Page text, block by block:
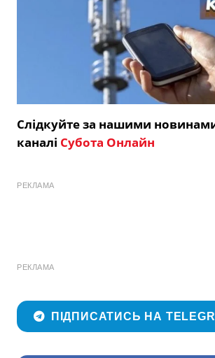
Слідкуйте за нашими
каналі Субота Онлайн
РЕКЛАМА
РЕКЛАМА
ПІДПИСАТИСЬ НА